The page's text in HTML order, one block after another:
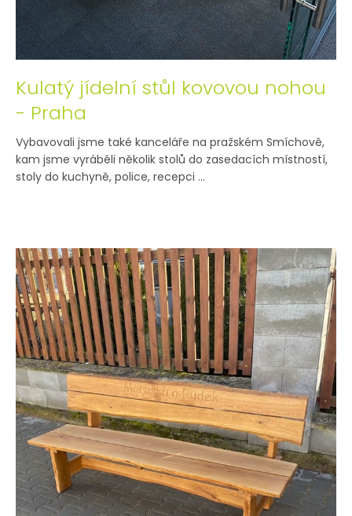
Kulatý jídelní stůl kovovou nohou
- Praha
Vybavovali jsme také kanceláře na pražském Smíchově,
kam jsme vyráběli několik stolů do zasedacích místností,
stoly do kuchyně, police, recepci ...